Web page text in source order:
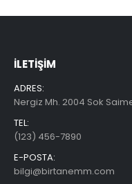
İLETIŞIM
ADRES:
Nergiz Mh. 2004 Sok
TEL:
(123) 456-7890
E-POSTA:
bilgi@birtanemm.com